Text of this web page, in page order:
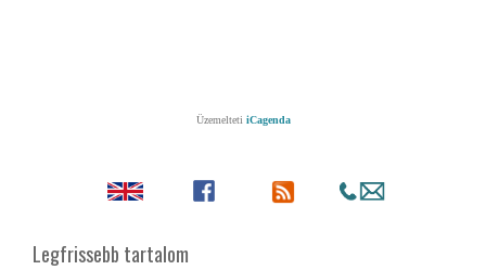
Üzemelteti iCagenda
Legfrissebb tartalom